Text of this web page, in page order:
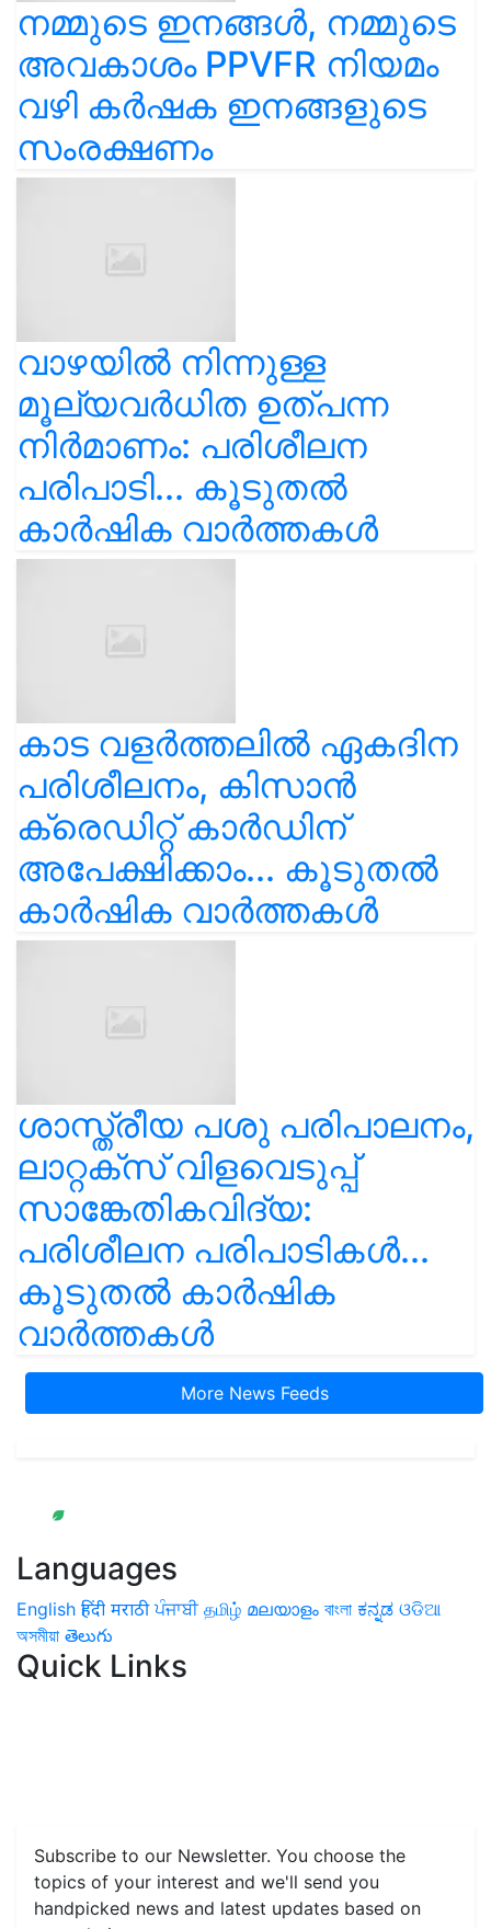
നമ്മുടെ ഇനങ്ങൾ, നമ്മുടെ
അവകാശം PPVFR നിയമം
വഴി കർഷക ഇനങ്ങളുടെ
സംരക്ഷണം
വാഴയിൽ നിന്നുള്ള
മൂല്യവർധിത ഉത്പന്ന
നിർമാണം: പരിശീലന
പരിപാടി... കൂടുതൽ
കാർഷിക വാർത്തകൾ
കാട വളര്‍ത്തലിൽ ഏകദിന
പരിശീലനം, കിസാൻ
ക്രെഡിറ്റ് കാർഡിന്
അപേക്ഷിക്കാം... കൂടുതൽ
കാർഷിക വാർത്തകൾ
ശാസ്ത്രീയ പശു പരിപാലനം,
ലാറ്റക്സ് വിളവെടുപ്പ്
സാങ്കേതികവിദ്യ:
പരിശീലന പരിപാടികൾ...
കൂടുതൽ കാർഷിക
വാർത്തകൾ
More News Feeds
Languages
English हिंदी मराठी ਪੰਜਾਬੀ தமிழ் മലയാളം বাংলা ಕನ್ನಡ ଓଡିଆ
অসমীয়া తెలుగు
Quick Links
Subscribe to our Newsletter. You choose the
topics of your interest and we'll send you
handpicked news and latest updates based on